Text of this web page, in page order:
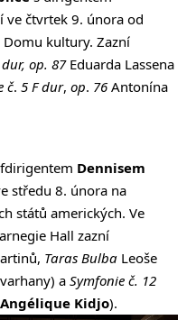
ve čtvrtek 9. února od
kultury. Zazní
op. 87Eduarda Lassena
č. 5 F dur, op. 76 Antonína
Dennisem
středu 8. února na
států amerických. Ve
Hall zazní
Taras Bulba Leoše
a Symfonie č. 12
Angélique Kidjo).